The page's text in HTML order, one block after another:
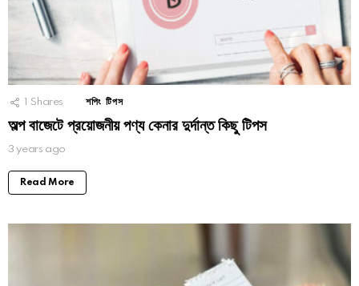
1 Shares শপিং টিপস
অল্প বাজেটে প্রয়োজনীয় পণ্য কেনার দুর্দান্ত কিছু টিপস
3 years ago
Read More